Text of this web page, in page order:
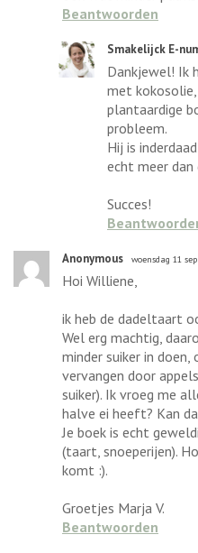
Beantwoorden
Smakelijck E-
Dankjewel! Ik
met
plantaardige
probleem.
Hij is
echt meer dan
Succes!
Anonymous woensdag 11
Hoi Williene,
ik heb de dadeltaart
Wel erg machtig,
minder suiker in
vervangen door
suiker). Ik vroeg me
halve ei heeft? Kan
Je boek is echt
(taart, snoeperijen).
komt :).
Groetjes Marja V.
Beantwoorden